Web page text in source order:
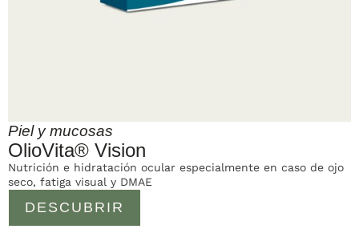
Piel y mucosas
OlioVita® Vision
DESCUBRIR
Nutrición e hidratación ocular especialmente en caso de ojo
seco, fatiga visual y DMAE